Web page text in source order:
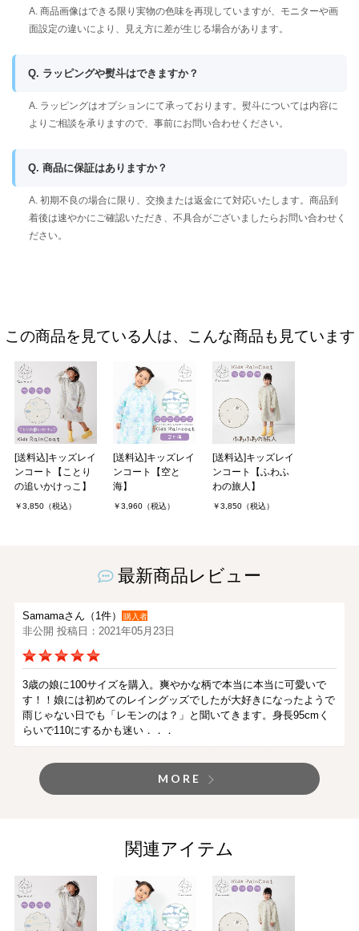
A. 商品画像はできる限り実物の色味を再現していますが、モニターや画
面設定の違いにより、見え方に差が生じる場合があります。
Q. ラッピングや熨斗はできますか？
A. ラッピングはオプションにて承っております。熨斗については内容に
よりご相談を承りますので、事前にお問い合わせください。
Q. 商品に保証はありますか？
A. 初期不良の場合に限り、交換または返金にて対応いたします。商品到
着後は速やかにご確認いただき、不具合がございましたらお問い合わせく
ださい。
この商品を見ている人は、こんな商品も見ています
[送料込]キッズレイ
ンコート【ことり
の追いかけっこ】
￥3,850（税込）
[送料込]キッズレイ
ンコート【空と
海】
￥3,960（税込）
[送料込]キッズレイ
ンコート【ふわふ
わの旅人】
￥3,850（税込）
最新商品レビュー
Samamaさん（1件） 購入者
非公開 投稿日：2021年05月23日
3歳の娘に100サイズを購入。爽やかな柄で本当に本当に可愛いで
す！！娘には初めてのレイングッズでしたが大好きになったようで
雨じゃない日でも「レモンのは？」と聞いてきます。身長95cmく
らいで110にするかも迷い．．．
MORE
関連アイテム